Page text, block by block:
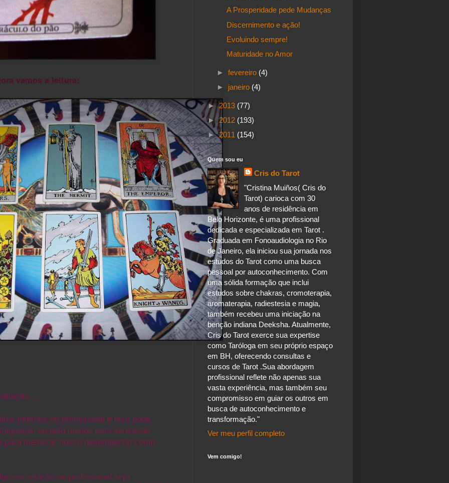
vamos a leitura:
internos no profissional e isso pode
ou pelo menos esta sensação.
melhorar nosso desempenho como
em relação ao profissional,seja
A Prosperidade pede Mudanças
Discernimento e ação!
Evoluindo sempre!
Maturidade no Amor
► fevereiro (4)
► janeiro (4)
►2013 (77)
►2012 (193)
►2011 (154)
Quem sou eu
Cris do Tarot
"Cristina Muiños( Cris do
Tarot) carioca com 30
anos de residência em
Belo Horizonte, é uma profissional
dedicada e especializada em Tarot .
Graduada em Fonoaudiologia no Rio
de Janeiro, ela iniciou sua jornada nos
estudos do Tarot como uma busca
pessoal por autoconhecimento. Com
uma sólida formação que inclui
estudos sobre chakras, cromoterapia,
aromaterapia, radiestesia e magia,
também recebeu uma iniciação na
benção indiana Deeksha. Atualmente,
Cris do Tarot exerce sua expertise
como Taróloga em seu próprio espaço
em BH, oferecendo consultas e
cursos de Tarot .Sua abordagem
profissional reflete não apenas sua
vasta experiência, mas também seu
compromisso em guiar os outros em
busca de autoconhecimento e
transformação."
Ver meu perfil completo
Vem comigo!